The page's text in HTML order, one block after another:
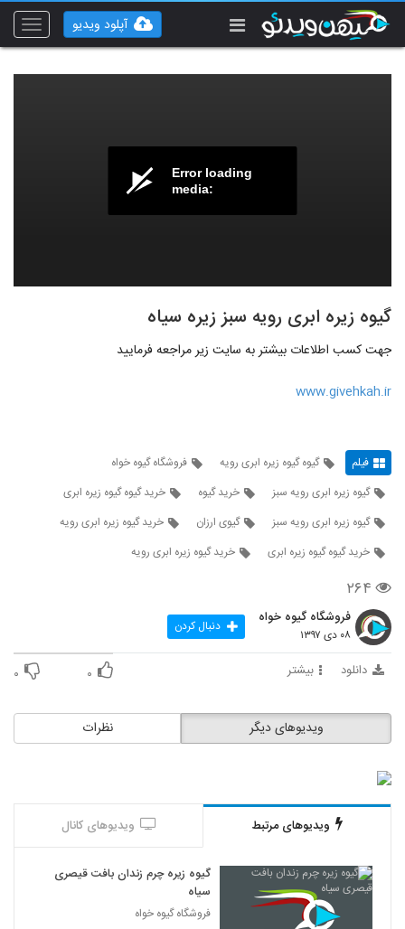
Toggle
آپلود ویدیو
Error loading
media:
گیوه زیره ابری رویه سبز زیره سیاه
جهت کسب اطلاعات بیشتر به سایت زیر مراجعه فرمایید
www.givehkah.ir
فیلم گیوه گیوه زیره ابری رویه
فروشگاه گیوه خواه
گیوه زیره ابری رویه سبز
خرید گیوه
خرید گیوه گیوه زیره ابری
گیوه زیره ابری رویه سبز
گیوی ارزان
خرید گیوه زیره ابری رویه
خرید گیوه گیوه زیره ابری
خرید گیوه زیره ابری رویه
۲۶۴
فروشگاه گیوه خواه
۰۸ دی ۱۳۹۷ دنبال کردن
دانلود بیشتر ۰ ۰
نظرات ویدیوهای دیگر
ویدیوهای مرتبط ویدیوهای کانال
گیوه زیره چرم زندان بافت قیصری
سیاه
فروشگاه گیوه خواه